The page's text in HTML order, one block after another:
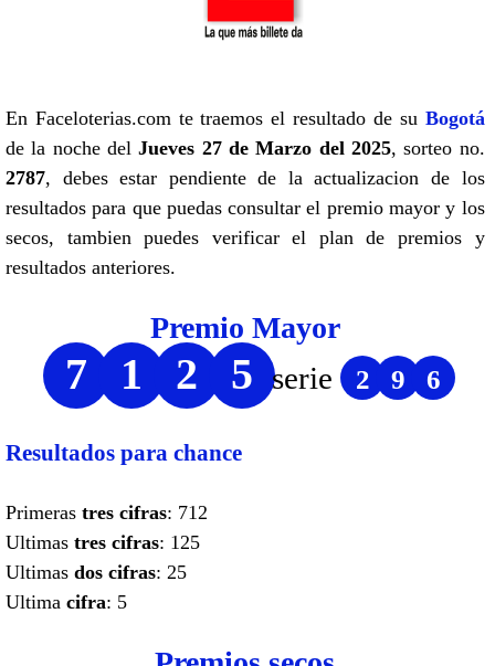
En Faceloterias.com te traemos el resultado de su Bogotá
de la noche delJueves 27 de Marzo del 2025, sorteo no.
2787, debes estar pendiente de la actualizacion de los
resultados para que puedas consultar el premio mayor y los
secos, tambien puedes verificar el plan de premios y
resultados anteriores.
Premio Mayor
7 1 2 5 serie 2 9 6
Resultados para chance
Primeras tres cifras: 712
Ultimas tres cifras: 125
Ultimas dos cifras: 25
Ultima cifra: 5